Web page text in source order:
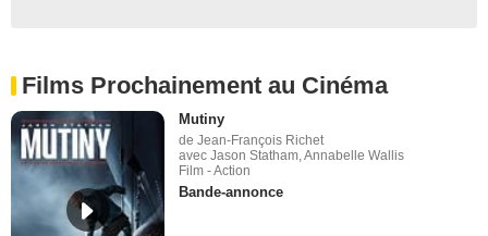
Films Prochainement au Cinéma
Mutiny
de Jean-François Richet
avec Jason Statham, Annabelle Wallis
Film - Action
Bande-annonce